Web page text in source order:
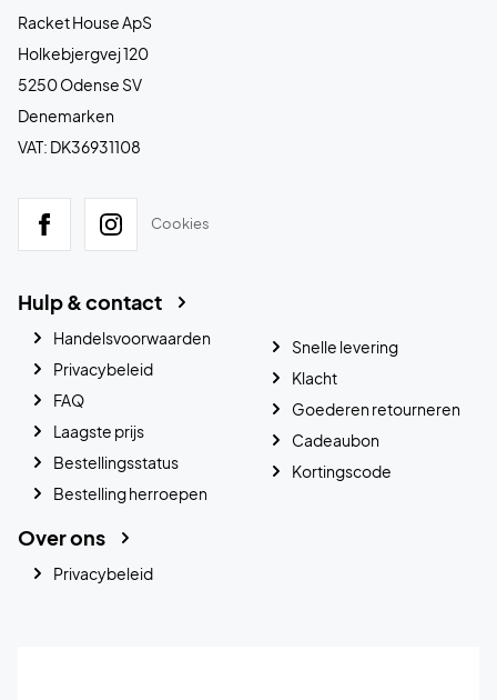
Racket House ApS
Holkebjergvej 120
5250 Odense SV
Denemarken
VAT: DK36931108
Cookies
Hulp & contact
Handelsvoorwaarden
Privacybeleid
FAQ
Laagste prijs
Bestellingsstatus
Bestelling herroepen
Snelle levering
Klacht
Goederen retourneren
Cadeaubon
Kortingscode
Over ons
Privacybeleid